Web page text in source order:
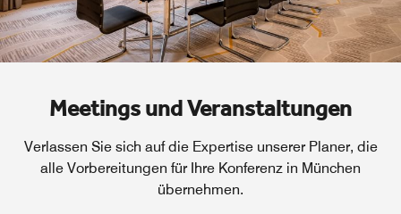
Meetings und Veranstaltungen
Verlassen Sie sich auf die Expertise unserer Planer, die
alle Vorbereitungen für Ihre Konferenz in München
übernehmen.